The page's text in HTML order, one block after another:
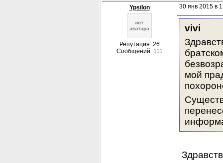
Ypsilon
Репутация: 26
Сообщений: 111
30 янв 2015 в
vivi
мой